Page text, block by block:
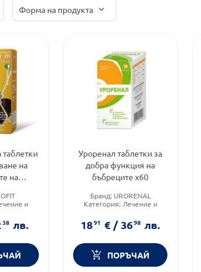
Форма на продукта
на
на
Тошков
и
38 лв.
Уроренал таблетки за
добра функция на
бъбреците х60
Бранд: URORENAL
Категория: Лечение и
Предназначено за:
възрастни/деца
1891 € / 3698 лв.
ПОРЪЧАЙ